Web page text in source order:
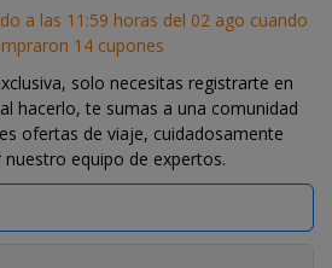
2, antes 380€
Posada Real
a las 11:59 horas del 02 ago cuando
14 cupones
solo necesitas registrarte en
hacerlo, te sumas a una comunidad
ofertas de viaje, cuidadosamente
nuestro equipo de expertos.